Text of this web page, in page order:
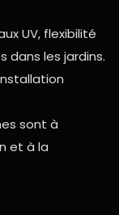
UV, flexibilité
dans les jardins.
sont à
et à la